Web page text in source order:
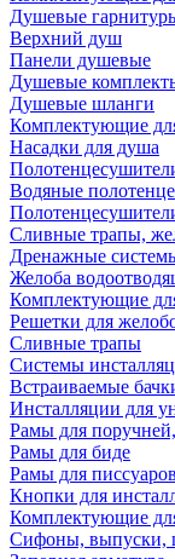
Душевые
Верхний душ
Панели душевые
Душевые
Душевые шланги
Комплектующие
Насадки для душа
Водяные
Сливные трапы,
Дренажные
Желоба
Комплектующие
Решетки для
Сливные трапы
Системы
Встраиваемые
Инсталляции для
Рамы для
Рамы для биде
Рамы для писсуаров
Кнопки для
Комплектующие
Сифоны, выпуски,